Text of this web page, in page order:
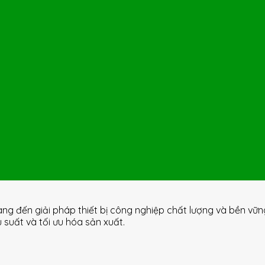
đến giải pháp thiết bị công nghiệp chất lượng và bền
và tối ưu hóa sản xuất.